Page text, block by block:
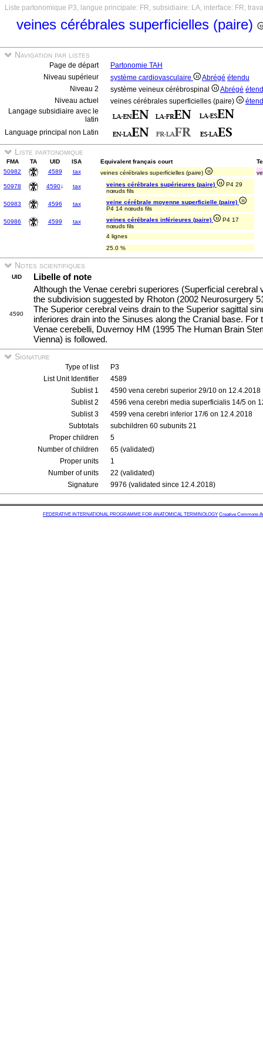
Liste partonomique P3, langue principale: FR, subsidiaire: LA, interface: FR,
veines cérébrales superficielles (paire)
Navigation par listes
Page de départ
Partonomie TAH
Niveau supérieur
système cardiovasculaire Abrégé étendu
Niveau 2
système veineux cérébrospinal Abrégé
Niveau actuel
veines cérébrales superficielles (paire)
Langage subsidiaire avec le
latin
Language principal non Latin
Liste partonomique
FMA TA UID ISA Equivalent français court
50982
4589 tax veines cérébrales superficielles (paire)
50978 4590↓ tax veines cérébrales supérieures (paire)
P4 29
nœuds fils
50983
4596 tax
veine cérébrale moyenne superficielle (paire)
P4 14 nœuds fils
50986
4599 tax veines cérébrales inférieures (paire)
P4 17
nœuds fils
4 lignes
25.0 %
Notes scientifiques
UID Libelle of note
4590
Although the Venae cerebri superiores (Superficial cerebral
the subdivision suggested by Rhoton (2002 Neurosurgery
The Superior cerebral veins drain to the Superior sagittal
inferiores drain into the Sinuses along the Cranial base. For
Venae cerebelli, Duvernoy HM (1995 The Human Brain
Vienna) is followed.
Signature
Type of list
P3
List Unit Identifier
4589
Sublist 1
4590 vena cerebri superior 29/10 on 12.4.2018
Sublist 2
4596 vena cerebri media superficialis 14/5 on
Sublist 3
4599 vena cerebri inferior 17/6 on 12.4.2018
Subtotals
subchildren 60 subunits 21
Proper children
5
Number of children
65 (validated)
Proper units
1
Number of units
22 (validated)
Signature
9976 (validated since 12.4.2018)
FEDERATIVE INTERNATIONAL PROGRAMME FOR ANATOMICAL TERMINOLOGY Creative Commons